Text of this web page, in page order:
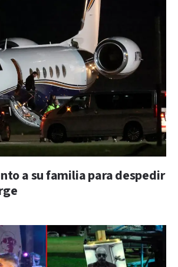
a su familia para despedir